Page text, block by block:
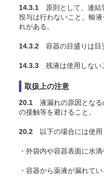
14.3.1 原則として、連結
投与は行わないこと。輸
れがある。
14.3.2 容器の目盛りは目
14.3.3 残液は使用しない
取扱上の注意
20.1 液漏れの原因となる
の接触等を避けること。
20.2 以下の場合には使用
・外袋内や容器表面に水
・容器から薬液が漏れて